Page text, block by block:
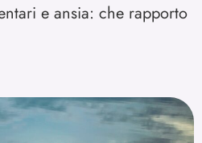
e ansia: che rapporto